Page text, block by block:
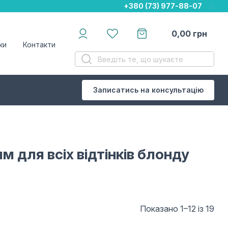
+380 (73) 977-88-07
+380 (73) 977-88-07
+380 (73) 977-88-07
Контакти
0,00 грн
Записатись на консультацію
всіх відтінків блонду
Показано 1–12 із 19